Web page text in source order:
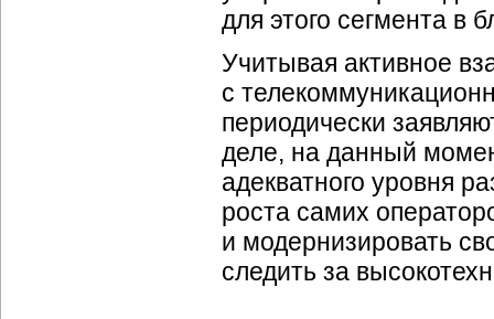
для этого сегмента в
Учитывая активное
с
периодически
деле, на данный
адекватного уровня
роста самих
и модернизировать
следить за